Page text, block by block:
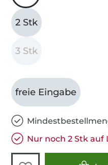
2 Stk
3 Stk
freie Eingabe
Nur noch 2 Stk auf